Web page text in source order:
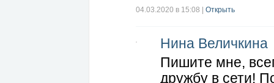
04.03.2020 в 15:08
Открыть
Нина Величкина
Пишите мне,
дружбу в сети!